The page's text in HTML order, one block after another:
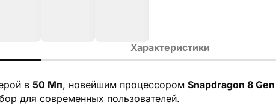
Характеристики
в 50 Мп, новейшим процессором Snapdragon 8
для современных пользователей.